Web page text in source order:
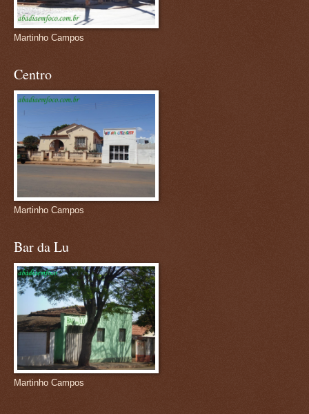
Martinho Campos
Centro
Martinho Campos
Bar da Lu
Martinho Campos